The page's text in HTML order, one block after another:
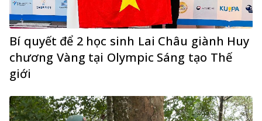
Bí quyết để 2 học sinh Lai Châu giành Huy
chương Vàng tại Olympic Sáng tạo Thế
giới